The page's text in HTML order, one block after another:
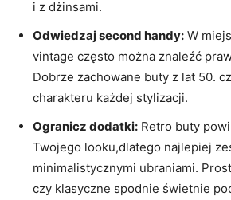
i z dżinsami.
Odwiedzaj second handy: W
vintage często można znaleźć
Dobrze zachowane buty z lat 50.
charakteru każdej stylizacji.
Ogranicz dodatki: Retro buty
Twojego looku,dlatego najlepiej
minimalistycznymi ubraniami.
czy klasyczne spodnie świetnie